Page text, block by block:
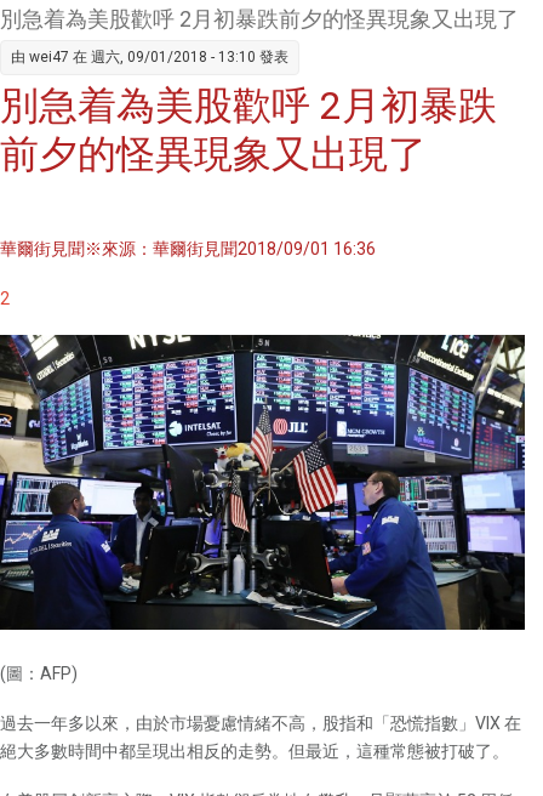
億美元
別急着為美股歡呼 2月初暴跌前夕的怪異現象又出現了
由 wei47 在 週六, 09/01/2018 - 13:10 發表
別急着為美股歡呼 2月初暴跌
前夕的怪異現象又出現了
華爾街見聞※來源：華爾街見聞2018/09/01 16:36
2
(圖：AFP)
過去一年多以來，由於市場憂慮情緒不高，股指和「恐慌指數」VIX 在
絕大多數時間中都呈現出相反的走勢。但最近，這種常態被打破了。